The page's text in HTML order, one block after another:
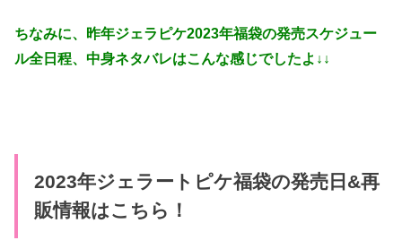
ちなみに、昨年ジェラピケ2023年福袋の発売スケジュー
ル全日程、中身ネタバレはこんな感じでしたよ↓↓
2023年ジェラートピケ福袋の発売日&再
販情報はこちら！